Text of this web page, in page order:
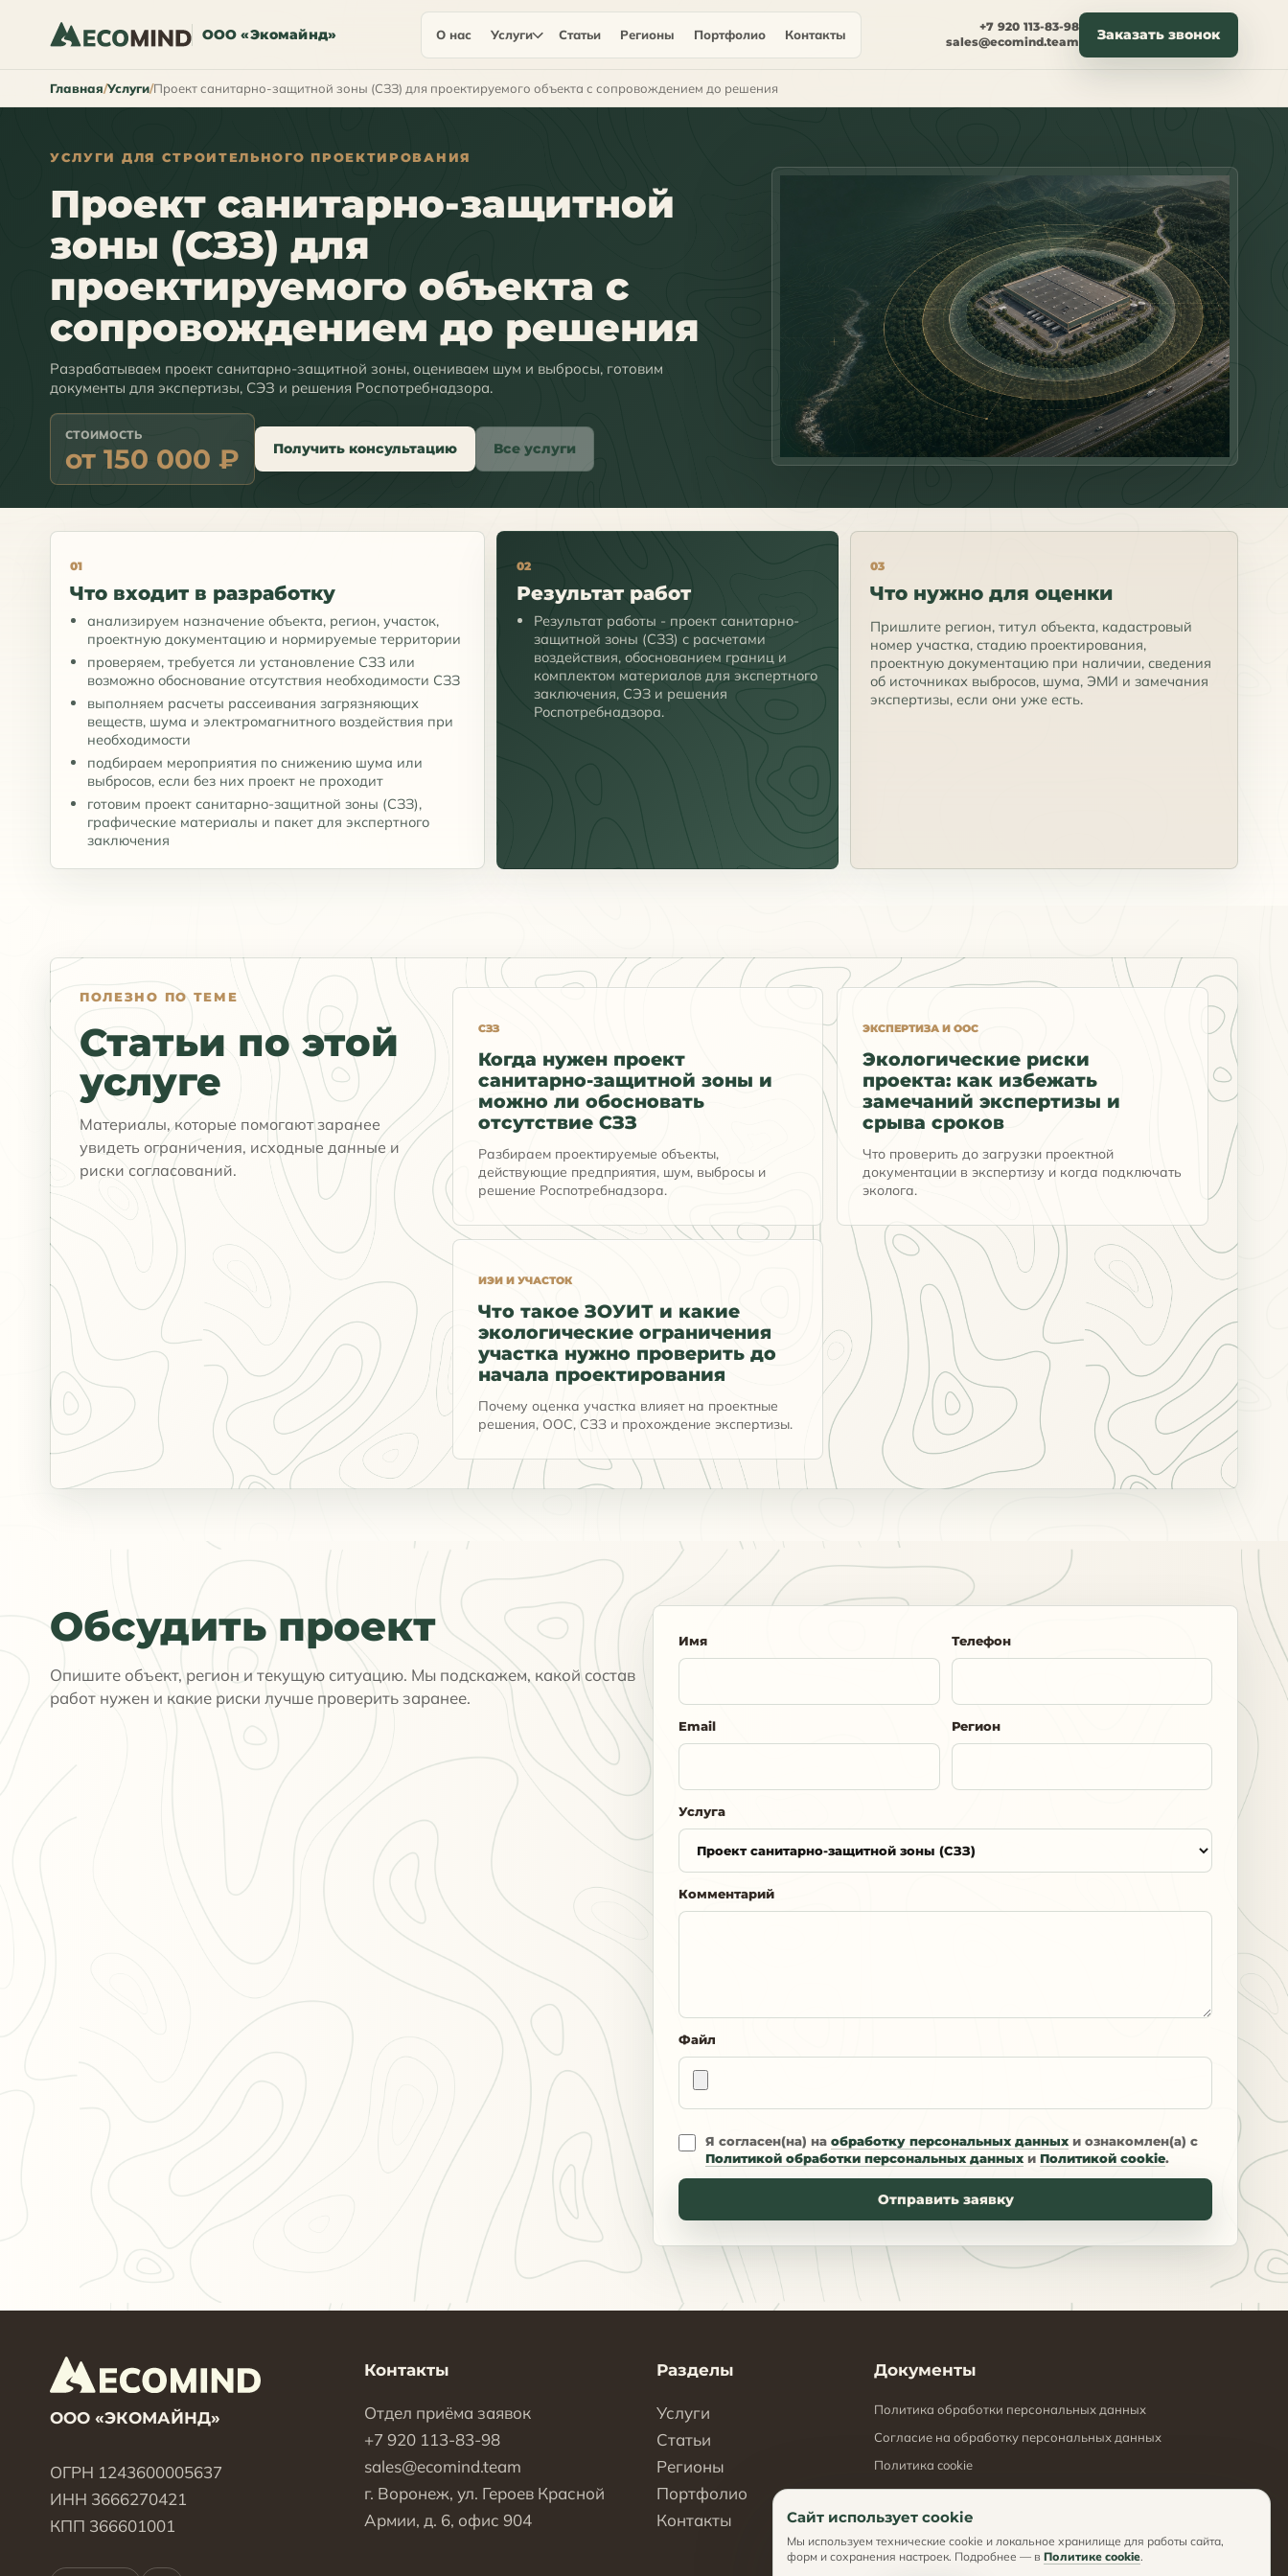
ООО «Экомайнд» О нас Услуги Статьи Регионы Портфолио Контакты
+7 920 113-83-98
sales@ecomind.team
Заказать звонок
Главная Услуги Проект санитарно-защитной зоны (СЗЗ) для проектируемого объекта с сопровождением до решения
УСЛУГИ ДЛЯ СТРОИТЕЛЬНОГО ПРОЕКТИРОВАНИЯ
Проект санитарно-защитной
зоны (СЗЗ) для
проектируемого объекта с
сопровождением до решения
Разрабатываем проект санитарно-защитной зоны, оцениваем шум и выбросы, готовим
документы для экспертизы, СЭЗ и решения Роспотребнадзора.
СТОИМОСТЬ
от 150 000 ₽ Получить консультацию Все услуги
01
Что входит в разработку
анализируем назначение объекта, регион, участок,
проектную документацию и нормируемые территории
проверяем, требуется ли установление СЗЗ или
возможно обоснование отсутствия необходимости СЗЗ
выполняем расчеты рассеивания загрязняющих
веществ, шума и электромагнитного воздействия при
необходимости
подбираем мероприятия по снижению шума или
выбросов, если без них проект не проходит
готовим проект санитарно-защитной зоны (СЗЗ),
графические материалы и пакет для экспертного
заключения
02
Результат работ
Результат работы - проект санитарно-
защитной зоны (СЗЗ) с расчетами
воздействия, обоснованием границ и
комплектом материалов для экспертного
заключения, СЭЗ и решения
Роспотребнадзора.
03
Что нужно для оценки
Пришлите регион, титул объекта, кадастровый
номер участка, стадию проектирования,
проектную документацию при наличии, сведения
об источниках выбросов, шума, ЭМИ и замечания
экспертизы, если они уже есть.
ПОЛЕЗНО ПО ТЕМЕ
Статьи по этой
услуге
Материалы, которые помогают заранее
увидеть ограничения, исходные данные и
риски согласований.
СЗЗ
Когда нужен проект
санитарно-защитной зоны и
можно ли обосновать
отсутствие СЗЗ
Разбираем проектируемые объекты,
действующие предприятия, шум, выбросы и
решение Роспотребнадзора.
ЭКСПЕРТИЗА И ООС
Экологические риски
проекта: как избежать
замечаний экспертизы и
срыва сроков
Что проверить до загрузки проектной
документации в экспертизу и когда подключать
эколога.
ИЭИ И УЧАСТОК
Что такое ЗОУИТ и какие
экологические ограничения
участка нужно проверить до
начала проектирования
Почему оценка участка влияет на проектные
решения, ООС, СЗЗ и прохождение экспертизы.
Обсудить проект
Опишите объект, регион и текущую ситуацию. Мы подскажем, какой состав
работ нужен и какие риски лучше проверить заранее.
Имя Телефон
Email Регион
Услуга
Комментарий
Файл
Я согласен(на) на обработку персональных данных и ознакомлен(а) с
Политикой обработки персональных данных и Политикой cookie.
Отправить заявку
ООО «ЭКОМАЙНД»
ОГРН 1243600005637
ИНН 3666270421
КПП 366601001
Контакты
Отдел приёма заявок
+7 920 113-83-98
sales@ecomind.team
г. Воронеж, ул. Героев Красной
Армии, д. 6, офис 904
Разделы
Услуги
Статьи
Регионы
Портфолио
Контакты
Документы
Политика обработки персональных данных
Согласие на обработку персональных данных
Политика cookie
Сайт использует cookie
Мы используем технические cookie и локальное хранилище для работы сайта,
форм и сохранения настроек. Подробнее — в Политике cookie.